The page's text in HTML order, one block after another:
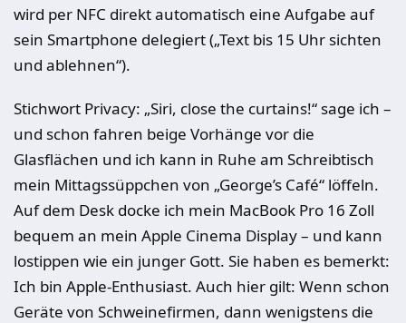
wird per NFC direkt automatisch eine Aufgabe auf
sein Smartphone delegiert („Text bis 15 Uhr sichten
und ablehnen“).
Stichwort Privacy: „Siri, close the curtains!“ sage ich –
und schon fahren beige Vorhänge vor die
Glasflächen und ich kann in Ruhe am Schreibtisch
mein Mittagssüppchen von „George’s Café“ löffeln.
Auf dem Desk docke ich mein MacBook Pro 16 Zoll
bequem an mein Apple Cinema Display – und kann
lostippen wie ein junger Gott. Sie haben es bemerkt:
Ich bin Apple-Enthusiast. Auch hier gilt: Wenn schon
Geräte von Schweinefirmen, dann wenigstens die